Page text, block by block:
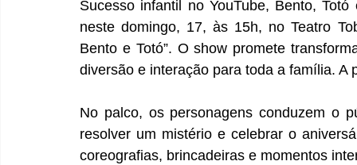
Sucesso infantil no YouTube, Bento,
neste domingo, 17, às 15h, no Teatro
Bento e Totó”. O show promete
diversão e interação para toda a família. A
No palco, os personagens conduzem o
resolver um mistério e celebrar o
coreografias, brincadeiras e momentos